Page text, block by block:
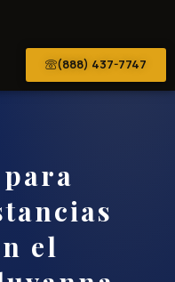
(888) 437-7747
el